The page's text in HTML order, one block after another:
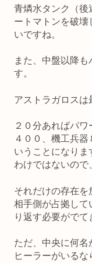
青燐水タンク（後
ートマトンを破壊
いですね。
また、中盤以降
す。
アストラガロスは
２０分あればパ
４００、機工兵
いうことになりま
わけではないので
それだけの存在を
相手側が占拠して
り返す必要がでて
ただ、中央に何名
ヒーラーがいる